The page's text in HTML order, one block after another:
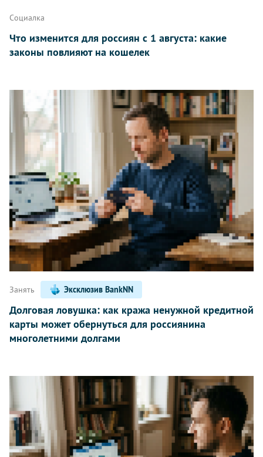
Социалка
Что изменится для россиян с 1 августа: какие
законы повлияют на кошелек
Занять Эксклюзив BankNN
Долговая ловушка: как кража ненужной кредитной
карты может обернуться для россиянина
многолетними долгами